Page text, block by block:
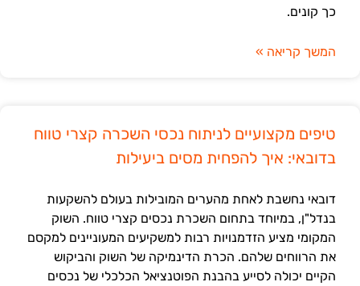
כך קונים.
המשך קריאה »
טיפים מקצועיים לניתוח נכסי השכרה קצרי טווח
בדובאי: איך להפחית מסים ביעילות
דובאי נחשבת לאחת מהערים המובילות בעולם להשקעות
בנדל"ן, במיוחד בתחום השכרת נכסים קצרי טווח. השוק
המקומי מציע הזדמנויות רבות למשקיעים המעוניינים למקסם
את הרווחים שלהם. הכרת הדינמיקה של השוק והביקוש
הקיים יכולה לסייע בהבנת הפוטנציאל הכלכלי של נכסים